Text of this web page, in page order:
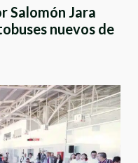
Salomón Jara
nuevos de